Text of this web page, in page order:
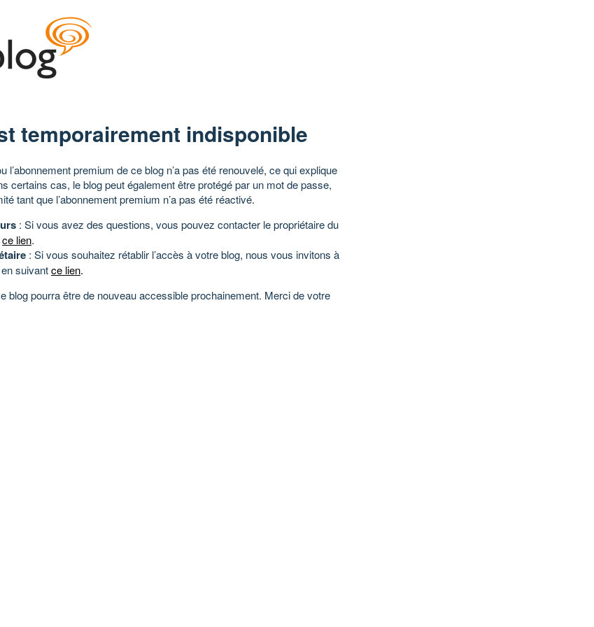
temporairement indisponible
l’abonnement premium de ce blog n’a pas été renouvelé, ce qui explique
certains cas, le blog peut également être protégé par un mot de passe,
tant que l’abonnement premium n’a pas été réactivé.
: Si vous avez des questions, vous pouvez contacter le propriétaire du
ce lien.
: Si vous souhaitez rétablir l’accès à votre blog, nous vous invitons à
suivantce lien.
blog pourra être de nouveau accessible prochainement. Merci de votre